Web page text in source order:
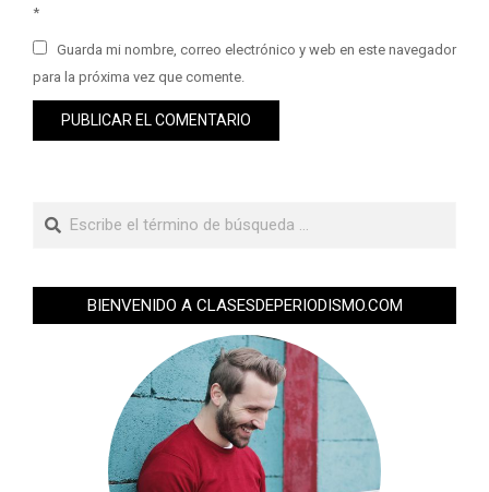
*
Guarda mi nombre, correo electrónico y web en este navegador
para la próxima vez que comente.
BIENVENIDO A CLASESDEPERIODISMO.COM